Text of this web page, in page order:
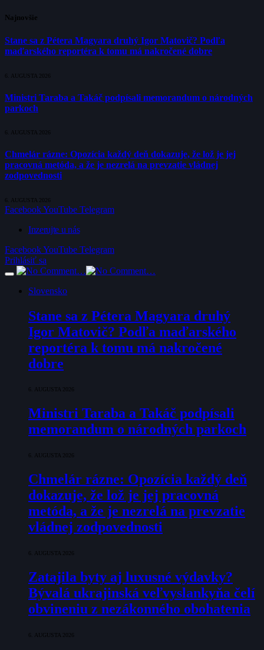
Najnovšie
Stane sa z Pétera Magyara druhý Igor Matovič? Podľa
maďarského reportéra k tomu má nakročené dobre
6. AUGUSTA 2026
Ministri Taraba a Takáč podpísali memorandum o národných
parkoch
6. AUGUSTA 2026
Chmelár rázne: Opozícia každý deň dokazuje, že lož je jej
pracovná metóda, a že je nezrelá na prevzatie vládnej
zodpovednosti
6. AUGUSTA 2026
FacebookYouTube Telegram
Inzerujte u nás
FacebookYouTube Telegram
Prihlásiť sa
Slovensko
Stane sa z Pétera Magyara druhý
Igor Matovič? Podľa maďarského
reportéra k tomu má nakročené
dobre
6. AUGUSTA 2026
Ministri Taraba a Takáč podpísali
memorandum o národných parkoch
6. AUGUSTA 2026
Chmelár rázne: Opozícia každý deň
dokazuje, že lož je jej pracovná
metóda, a že je nezrelá na prevzatie
vládnej zodpovednosti
6. AUGUSTA 2026
Zatajila byty aj luxusné výdavky?
Bývalá ukrajinská veľvyslankyňa čelí
obvineniu z nezákonného obohatenia
6. AUGUSTA 2026